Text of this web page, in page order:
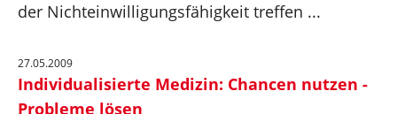
der Nichteinwilligungsfähigkeit treffen ...
27.05.2009
Individualisierte Medizin: Chancen nutzen -
Probleme lösen